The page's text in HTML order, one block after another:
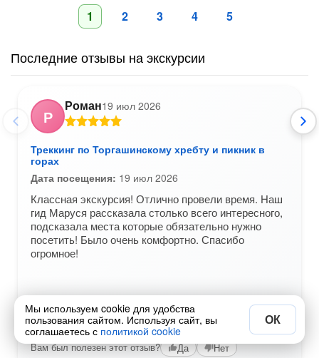
1 2 3 4 5
Последние отзывы на экскурсии
Р
Роман19 июл 2026
Треккинг по Торгашинскому хребту и пикник в
горах
Дата посещения: 19 июл 2026
Классная экскурсия! Отлично провели время. Наш
гид Маруся рассказала столько всего интересного,
подсказала места которые обязательно нужно
посетить! Было очень комфортно. Спасибо
огромное!
Вам был полезен этот отзыв? Да Нет
Мы используем cookie для удобства
пользования сайтом. Используя сайт, вы
соглашаетесь с политикой cookie
ОК